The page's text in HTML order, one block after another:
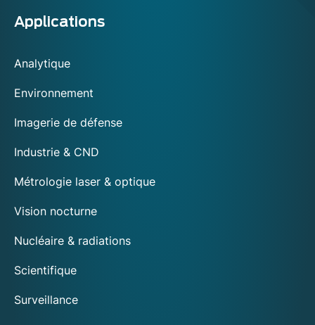
Applications
Analytique
Environnement
Imagerie de défense
Industrie & CND
Métrologie laser & optique
Vision nocturne
Nucléaire & radiations
Scientifique
Surveillance